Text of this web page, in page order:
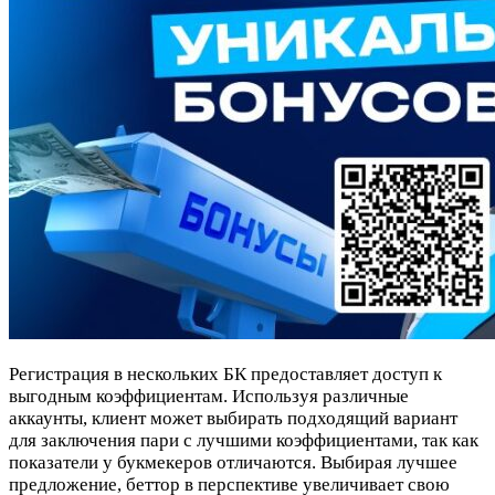
Регистрация в нескольких БК предоставляет доступ к
выгодным коэффициентам. Используя различные
аккаунты, клиент может выбирать подходящий вариант
для заключения пари с лучшими коэффициентами, так как
показатели у букмекеров отличаются. Выбирая лучшее
предложение, беттор в перспективе увеличивает свою